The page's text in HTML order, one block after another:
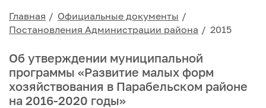
Главная
Официальные документы
Постановления Администрации района
2015
Об утверждении муниципальной
программы «Развитие малых форм
хозяйствования в Парабельском районе
на 2016-2020 годы»